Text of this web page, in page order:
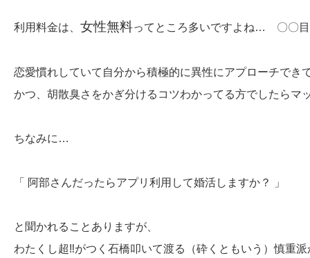
利用料金は、 女性無料ってところ多いですよね… 〇〇
恋愛慣れしていて自分から積極的に異性にアプローチでき
かつ、胡散臭さをかぎ分けるコツわかってる方でしたら
ちなみに…
「 阿部さんだったらアプリ利用して婚活しますか？ 」
と聞かれることありますが、
わたくし超‼がつく石橋叩いて渡る（砕くともいう）慎重